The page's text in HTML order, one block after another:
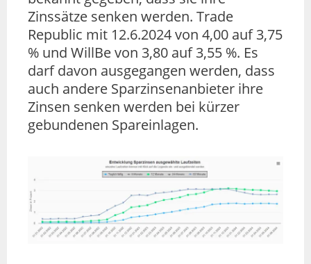
Zinssätze senken werden. Trade
Republic mit 12.6.2024 von 4,00 auf 3,75
% und WillBe von 3,80 auf 3,55 %. Es
darf davon ausgegangen werden, dass
auch andere Sparzinsenanbieter ihre
Zinsen senken werden bei kürzer
gebundenen Spareinlagen.